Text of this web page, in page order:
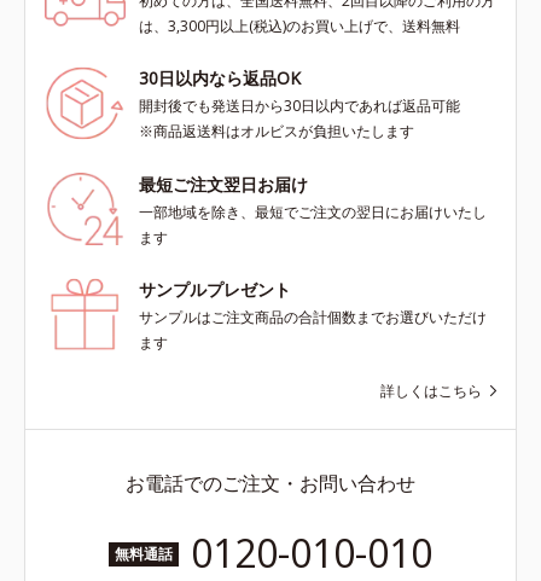
は、3,300円以上(税込)のお買い上げで、送料無料
30日以内なら返品OK
開封後でも発送日から30日以内であれば返品可能
※商品返送料はオルビスが負担いたします
最短ご注文翌日お届け
一部地域を除き、最短でご注文の翌日にお届けいたし
ます
サンプルプレゼント
サンプルはご注文商品の合計個数までお選びいただけ
ます
詳しくはこちら
お電話でのご注文・お問い合わせ
無料通話 0120-010-010